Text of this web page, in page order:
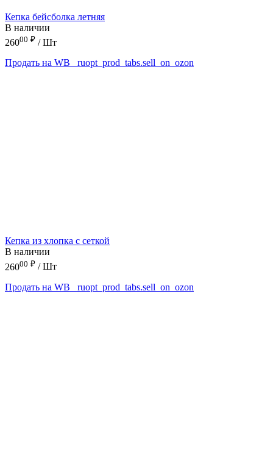
Кепка бейсболка летняя
В наличии
26000 ₽ / Шт
Продать на WB
_ruopt_prod_tabs.sell_on_ozon
Кепка из хлопка с сеткой
В наличии
26000 ₽ / Шт
Продать на WB
_ruopt_prod_tabs.sell_on_ozon